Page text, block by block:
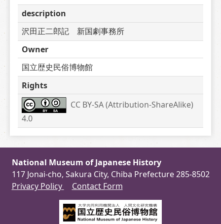
description
沢田正二郎記　新国劇事務所
Owner
国立歴史民俗博物館
Rights
CC BY-SA (Attribution-ShareAlike)
4.0
National Museum of Japanese History
117 Jonai-cho, Sakura City, Chiba Prefecture 285-8502
Privacy Policy
Contact Form